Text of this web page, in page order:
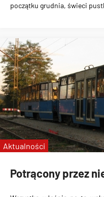
początku grudnia, świeci
Potrącony przez
Aktualności